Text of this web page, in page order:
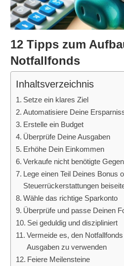
12 Tipps zum
Notfallfonds
Inhaltsverzeichnis
Setze ein klares Ziel
Automatisiere Deine
Erstelle ein Budget
Überprüfe Deine Ausgaben
Erhöhe Dein Einkommen
Verkaufe nicht benötigte
Lege einen Teil Deines Bonus
Steuerrückerstattungen
Wähle das richtige Sparkonto
Überprüfe und passe Deinen
Sei geduldig und diszipliniert
Vermeide es, den
Ausgaben zu verwenden
Feiere Meilensteine